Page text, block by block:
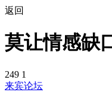
返回
莫让情感缺
249 1
来宾论坛